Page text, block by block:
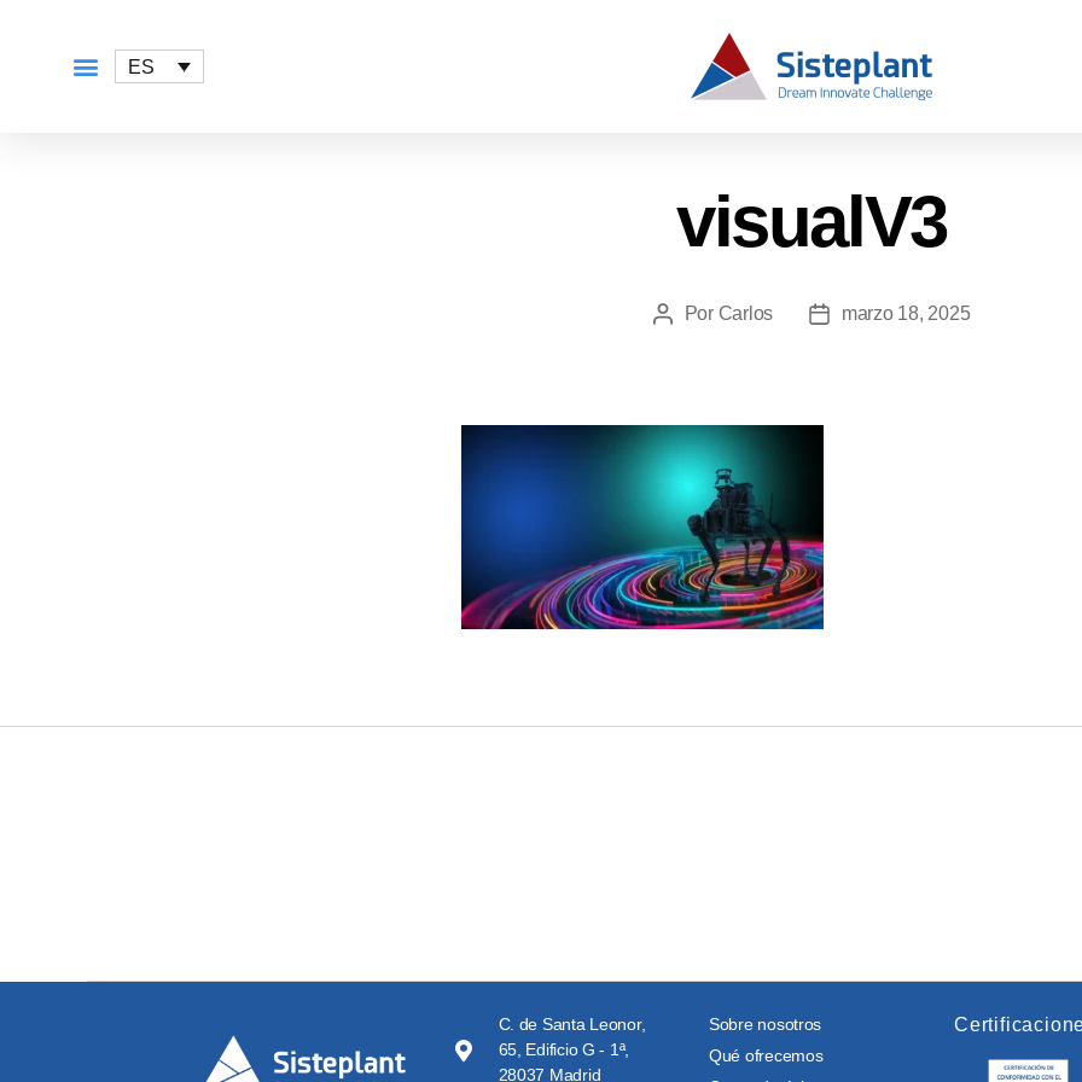
ES
visualV3
Por Carlos marzo 18, 2025
C. de Santa Leonor,
65, Edificio G - 1ª,
28037 Madrid
Sobre nosotros
Qué ofrecemos